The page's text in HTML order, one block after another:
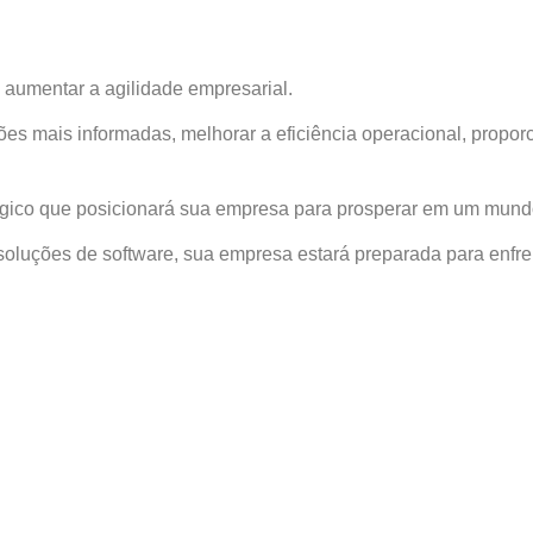
a agilidade empresarial.
mais informadas, melhorar a eficiência operacional,
que posicionará sua empresa para prosperar em um
de software, sua empresa estará preparada para